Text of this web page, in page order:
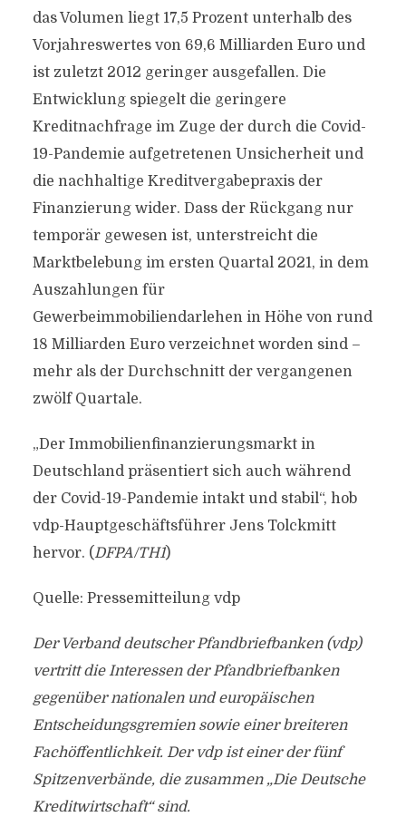
das Volumen liegt 17,5 Prozent unterhalb des
Vorjahreswertes von 69,6 Milliarden Euro und
ist zuletzt 2012 geringer ausgefallen. Die
Entwicklung spiegelt die geringere
Kreditnachfrage im Zuge der durch die Covid-
19-Pandemie aufgetretenen Unsicherheit und
die nachhaltige Kreditvergabepraxis der
Finanzierung wider. Dass der Rückgang nur
temporär gewesen ist, unterstreicht die
Marktbelebung im ersten Quartal 2021, in dem
Auszahlungen für
Gewerbeimmobiliendarlehen in Höhe von rund
18 Milliarden Euro verzeichnet worden sind –
mehr als der Durchschnitt der vergangenen
zwölf Quartale.
„Der Immobilienfinanzierungsmarkt in
Deutschland präsentiert sich auch während
der Covid-19-Pandemie intakt und stabil“, hob
vdp-Hauptgeschäftsführer Jens Tolckmitt
hervor. (DFPA/TH1)
Quelle: Pressemitteilung vdp
Der Verband deutscher Pfandbriefbanken (vdp)
vertritt die Interessen der Pfandbriefbanken
gegenüber nationalen und europäischen
Entscheidungsgremien sowie einer breiteren
Fachöffentlichkeit. Der vdp ist einer der fünf
Spitzenverbände, die zusammen „Die Deutsche
Kreditwirtschaft“ sind.